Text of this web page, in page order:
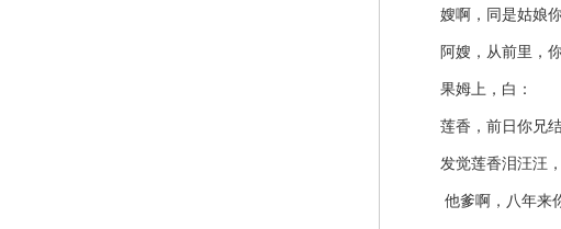
嫂啊，同是姑娘你有
阿嫂，从前里，你我
果姆上，白：
莲香，前日你兄结婚
发觉莲香泪汪汪，
他爹啊，八年来你